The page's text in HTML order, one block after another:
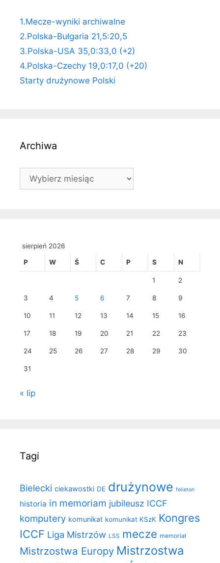
1.Mecze-wyniki archiwalne
2.Polska-Bułgaria 21,5:20,5
3.Polska-USA 35,0:33,0 (+2)
4.Polska-Czechy 19,0:17,0 (+20)
Starty drużynowe Polski
Archiwa
Archiwa
sierpień 2026
P W Ś C P S N
1 2
3 4 5 6 7 8 9
10 11 12 13 14 15 16
17 18 19 20 21 22 23
24 25 26 27 28 29 30
31
« lip
Tagi
Bielecki ciekawostki DE drużynowe felieton
historia in memoriam jubileusz ICCF
komputery komunikat komunikat KSzK Kongres
ICCF Liga Mistrzów LSS mecze memoriał
Mistrzostwa Europy Mistrzostwa